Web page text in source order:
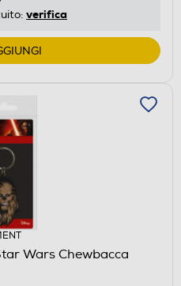
verifica
Wars Chewbacca